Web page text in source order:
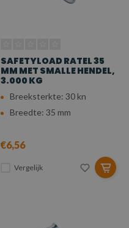
SAFETYLOAD RATEL 35
MM MET SMALLE HENDEL,
3.000 KG
Breeksterkte: 30 kn
Breedte: 35 mm
€6,56
Vergelijk